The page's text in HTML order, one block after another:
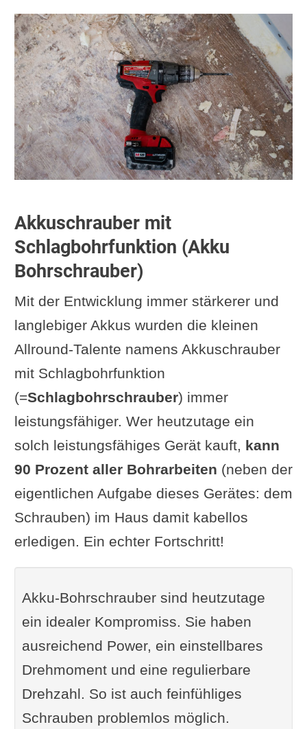
Akkuschrauber mit
Schlagbohrfunktion (Akku
Bohrschrauber)
Mit der Entwicklung immer stärkerer und
langlebiger Akkus wurden die kleinen
Allround-Talente namens Akkuschrauber
mit Schlagbohrfunktion
(=Schlagbohrschrauber) immer
leistungsfähiger. Wer heutzutage ein
solch leistungsfähiges Gerät kauft, kann
90 Prozent aller Bohrarbeiten (neben der
eigentlichen Aufgabe dieses Gerätes: dem
Schrauben) im Haus damit kabellos
erledigen. Ein echter Fortschritt!
Akku-Bohrschrauber sind heutzutage
ein idealer Kompromiss. Sie haben
ausreichend Power, ein einstellbares
Drehmoment und eine regulierbare
Drehzahl. So ist auch feinfühliges
Schrauben problemlos möglich.